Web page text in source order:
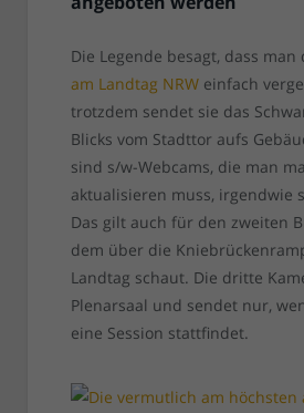
Die Legende besagt, dass man
am Landtag NRWeinfach
trotzdem sendet sie das
Blicks vom Stadttor aufs
sind s/w-Webcams, die man
aktualisieren muss, irgendwie
Das gilt auch für den zweiten
dem über die
Landtag schaut. Die dritte
Plenarsaal und sendet nur,
eine Session stattfindet.